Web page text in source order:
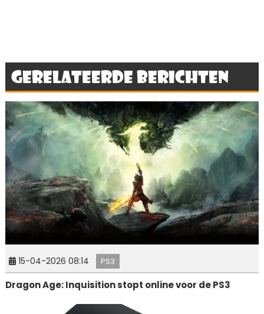
Gerelateerde berichten
15-04-2026 08:14 PS3
Dragon Age: Inquisition stopt online voor de PS3